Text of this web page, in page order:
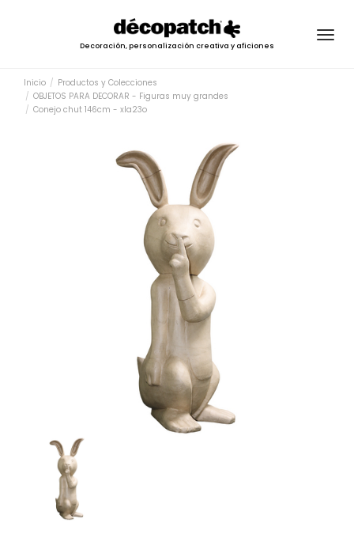
Decoración, personalización creativa y aficiones
Inicio
Productos y Colecciones
OBJETOS PARA DECORAR - Figuras muy grandes
Conejo chut 146cm - xla23o